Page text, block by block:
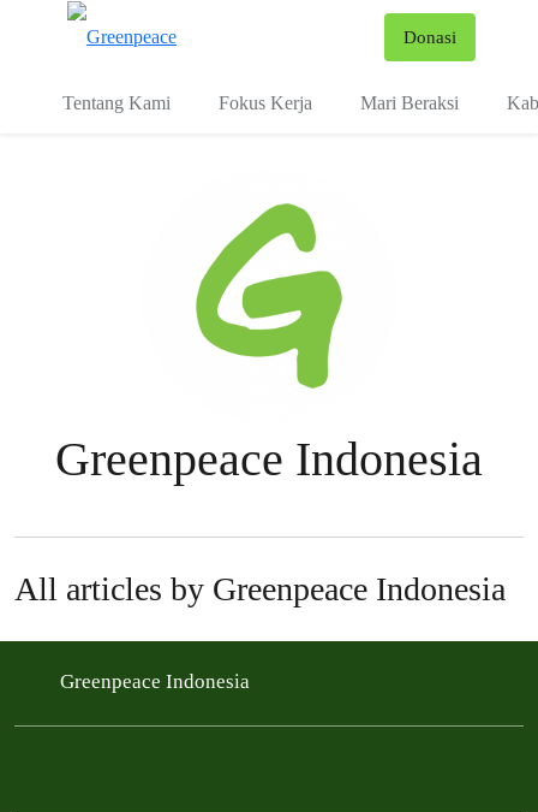
Donasi
Tentang Kami Fokus Kerja Mari Beraksi
Greenpeace Indonesia
All articles by Greenpeace Indonesia
Greenpeace Indonesia